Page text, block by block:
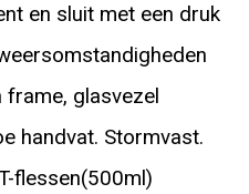
en sluit met een druk
glasvezel
handvat. Stormvast.
flessen(500ml)